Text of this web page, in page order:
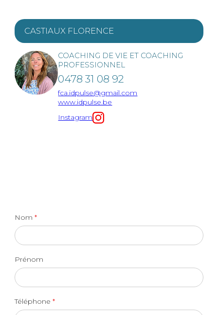
CASTIAUX FLORENCE
COACHING DE VIE ET COACHING
PROFESSIONNEL
0478 31 08 92
fca.idpulse@gmail.com
www.idpulse.be
Instagram
Nom *
Prénom
Téléphone *